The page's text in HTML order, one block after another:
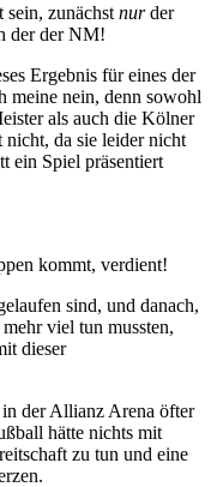
sein, zunächst nurder
der der NM!
Ergebnis für eines der
meine nein, denn sowohl
als auch die Kölner
nicht, da sie leider nicht
ein Spiel präsentiert
kommt, verdient!
sind, und danach,
viel tun mussten,
dieser
der Allianz Arena öfter
hätte nichts mit
zu tun und eine